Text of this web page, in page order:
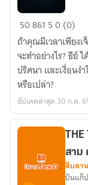
ศักดิ์สิทธิ์
[Yuri]
เจ็ด
นาที
[จบ
แล้ว]
50861 50 (0)
ถ้าคุณมีเวลาเพียง
จะทำอย่างไร? ธีย์ ได้ยินเสียงนั้น กลายเป็นประตูสู่คดีฆาตกรรม
ปริศนา และเงื่อนงำในอดีต แล้วคุณล่ะกล้าฟังเ
หรือเปล่า?
อัปเดตล่าสุด 30 ก.ค.
THE
สาม
สืบสวน
ป์นแก็ป